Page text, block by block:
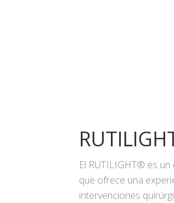
El RUTILIGHT® es
que ofrece una
intervenciones